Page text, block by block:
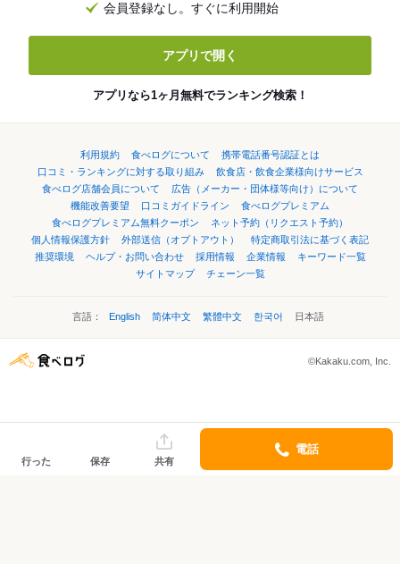
会員登録なし。すぐに利用開始
アプリで開く
アプリなら1ヶ月無料でランキング検索！
利用規約 食べログについて
携帯電話番号認証とは
口コミ・ランキングに対する取り組み
飲食店・飲食企業様向けサービス
食べログ店舗会員について
広告（メーカー・団体様等向け）について
機能改善要望
口コミガイドライン
食べログプレミアム
食べログプレミアム無料クーポン
ネット予約（リクエスト予約）
個人情報保護方針
外部送信（オプトアウト）
特定商取引法に基づく表記
推奨環境
ヘルプ・お問い合わせ 採用情報 企業情報
キーワード一覧
サイトマップ
チェーン一覧
言語： English 简体中文 繁體中文 한국어 日本語
©Kakaku.com, Inc.
行った 保存 共有
電話